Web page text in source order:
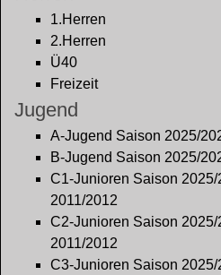
1.Herren
2.Herren
Ü40
Freizeit
Jugend
A-Jugend Saison 2025/
B-Jugend Saison 2025/
C1-Junioren Saison
2011/2012
C2-Junioren Saison
2011/2012
C3-Junioren Saison